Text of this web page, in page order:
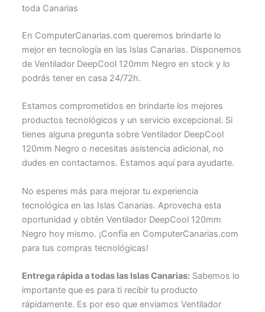
toda Canarias
En ComputerCanarias.com queremos brindarte lo
mejor en tecnología en las Islas Canarias. Disponemos
de Ventilador DeepCool 120mm Negro en stock y lo
podrás tener en casa 24/72h.
Estamos comprometidos en brindarte los mejores
productos tecnológicos y un servicio excepcional. Si
tienes alguna pregunta sobre Ventilador DeepCool
120mm Negro o necesitas asistencia adicional, no
dudes en contactarnos. Estamos aquí para ayudarte.
No esperes más para mejorar tu experiencia
tecnológica en las Islas Canarias. Aprovecha esta
oportunidad y obtén Ventilador DeepCool 120mm
Negro hoy mismo. ¡Confía en ComputerCanarias.com
para tus compras tecnológicas!
Entrega rápida a todas las Islas Canarias: Sabemos lo
importante que es para ti recibir tu producto
rápidamente. Es por eso que enviamos Ventilador